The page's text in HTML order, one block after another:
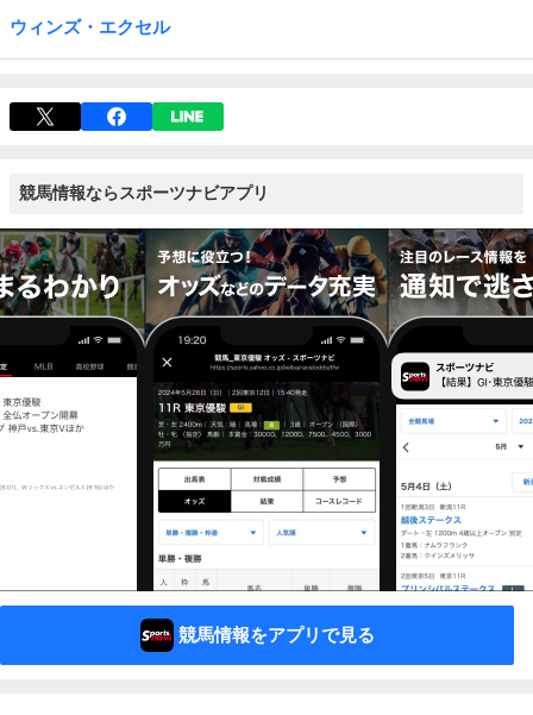
ウィンズ・エクセル
競馬情報ならスポーツナビアプリ
競馬情報をアプリで見る